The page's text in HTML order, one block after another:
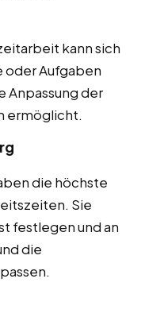
kann sich
Aufgaben
Anpassung der
ermöglicht.
die höchste
Sie
festlegen und an
die